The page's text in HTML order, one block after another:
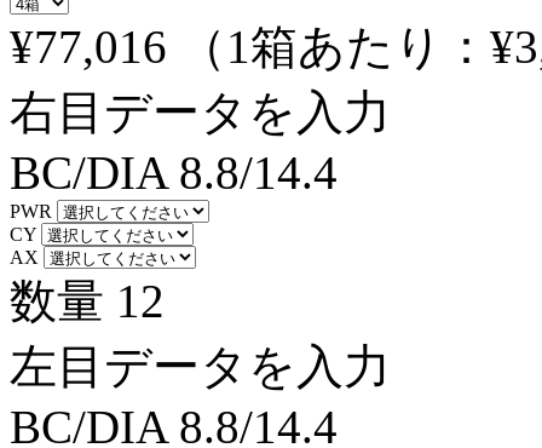
¥77,016
（1箱あたり：
右目データを入力
BC/DIA 8.8/14.4
PWR
CY
AX
数量 12
左目データを入力
BC/DIA 8.8/14.4